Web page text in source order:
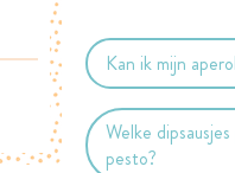
Kan ik mijn
Welke
pesto?